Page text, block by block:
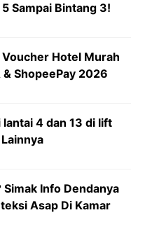
Sampai Bintang 3!
Hotel Murah
ShopeePay 2026
4 dan 13 di lift
Info Dendanya
Asap Di Kamar